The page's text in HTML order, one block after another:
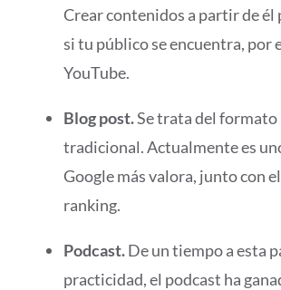
Crear contenidos a partir de él
si tu público se encuentra, por
YouTube.
Blog post.Se trata del formato
tradicional. Actualmente es
Google más valora, junto con
ranking.
Podcast.De un tiempo a esta
practicidad, el podcast ha